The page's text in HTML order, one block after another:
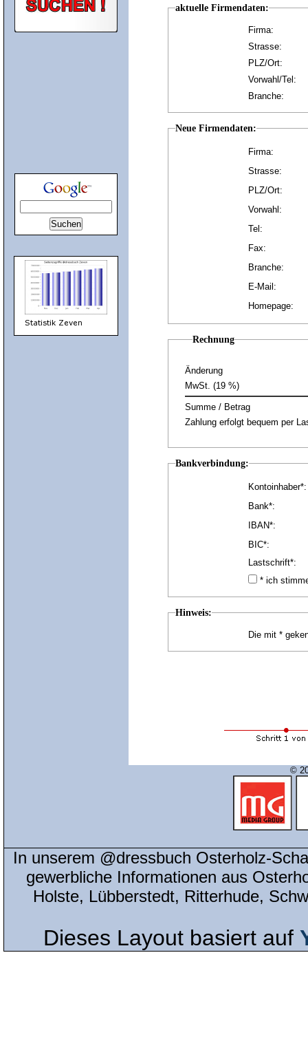
aktuelle Firmendaten:
Firma:
Strasse:
PLZ/Ort:
Vorwahl/Tel:
Branche:
Neue Firmendaten:
Firma:
Strasse:
PLZ/Ort:
Vorwahl:
Tel:
Fax:
Branche:
E-Mail:
Homepage:
Rechnung
Änderung
MwSt. (19 %)
Summe / Betrag
Zahlung erfolgt bequem per
Bankverbindung:
Kontoinhaber*:
Bank*:
IBAN*:
BIC*:
Lastschrift*:
* ich
Hinweis:
Die mit *
©
In unserem @dressbuch Osterholz-
gewerbliche Informationen aus
Holste, Lübberstedt, Ritterhude,
Dieses Layout basiert auf